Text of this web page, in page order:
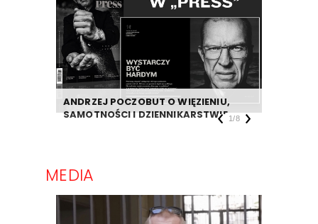
ANDRZEJ POCZOBUT O WIĘZIENIU,
SAMOTNOŚCI I DZIENNIKARSTWIE1/8
MEDIA